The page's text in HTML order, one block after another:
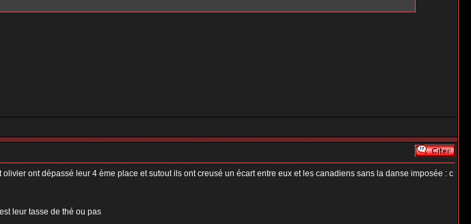
ont dépassé leur 4 ème place et sutout ils ont creusé un écart entre eux et les canadiens sans la danse imposée : c
leur tasse de thé ou pas